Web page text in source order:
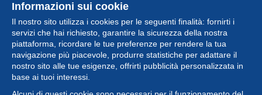
Informazioni sui cookie
Il nostro sito utilizza i cookies per le seguenti finalità: fornirti i
servizi che hai richiesto, garantire la sicurezza della nostra
piattaforma, ricordare le tue preferenze per rendere la tua
navigazione più piacevole, produrre statistiche per adattare il
nostro sito alle tue esigenze, offrirti pubblicità personalizzata in
base ai tuoi interessi.
Collezione